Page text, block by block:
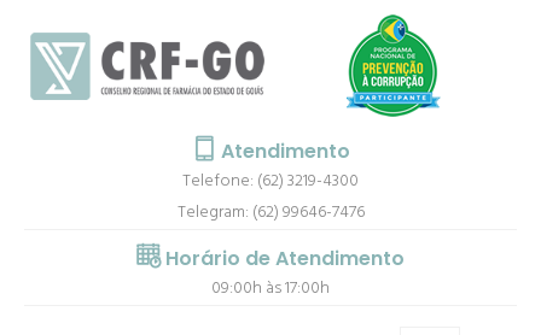
Atendimento
Telefone: (62) 3219-4300
Telegram: (62) 99646-7476
Horário de Atendimento
09:00h às 17:00h